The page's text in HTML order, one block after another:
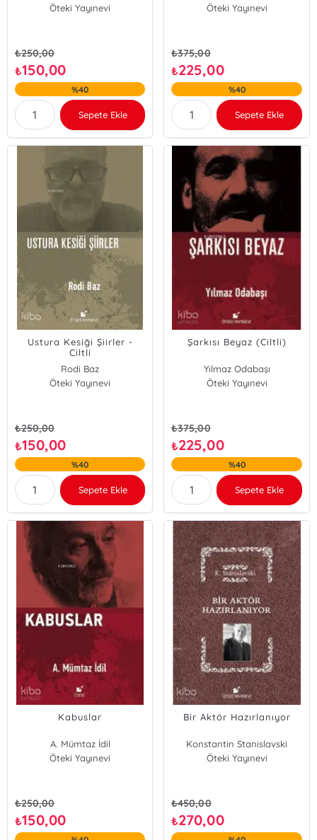
Öteki Yayınevi
₺250,00
₺150,00
%40
Sepete Ekle
Öteki Yayınevi
₺375,00
₺225,00
%40
Sepete Ekle
Ustura Kesiği Şiirler -
Ciltli
Rodi Baz
Öteki Yayınevi
₺250,00
₺150,00
%40
Sepete Ekle
Şarkısı Beyaz (Ciltli)
Yılmaz Odabaşı
Öteki Yayınevi
₺375,00
₺225,00
%40
Sepete Ekle
Kabuslar
A. Mümtaz İdil
Öteki Yayınevi
₺250,00
₺150,00
Bir Aktör Hazırlanıyor
Konstantin Stanislavski
Öteki Yayınevi
₺450,00
₺270,00